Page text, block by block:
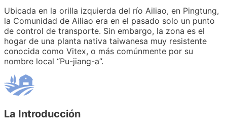
Ubicada en la orilla izquierda del río Ailiao, en Pingtung,
la Comunidad de Ailiao era en el pasado solo un punto
de control de transporte. Sin embargo, la zona es el
hogar de una planta nativa taiwanesa muy resistente
conocida como Vitex, o más comúnmente por su
nombre local “Pu-jiang-a”.
La Introducción